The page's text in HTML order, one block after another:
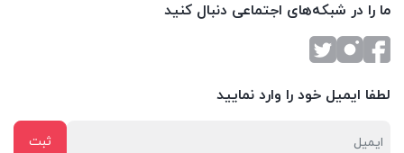
ما را در شبکه‌های اجتماعی دنبال کنید
لطفا ایمیل خود را وارد نمایید